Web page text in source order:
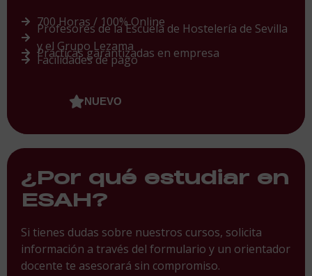
700 Horas / 100% Online
Profesores de la Escuela de Hostelería de Sevilla
y el Grupo Lezama
Prácticas garantizadas en empresa
Facilidades de pago
NUEVO
¿Por qué estudiar en
ESAH?
Si tienes dudas sobre nuestros cursos, solicita
información a través del formulario y un orientador
docente te asesorará sin compromiso.